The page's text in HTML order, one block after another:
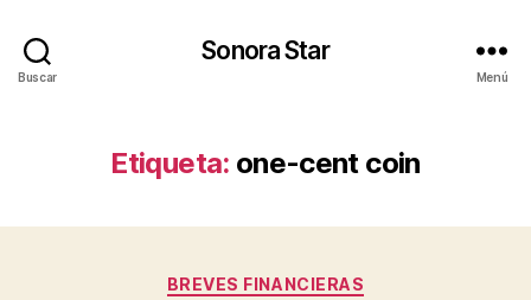
Buscar
Sonora Star
Menú
Etiqueta: one-cent coin
Categorías
BREVES FINANCIERAS